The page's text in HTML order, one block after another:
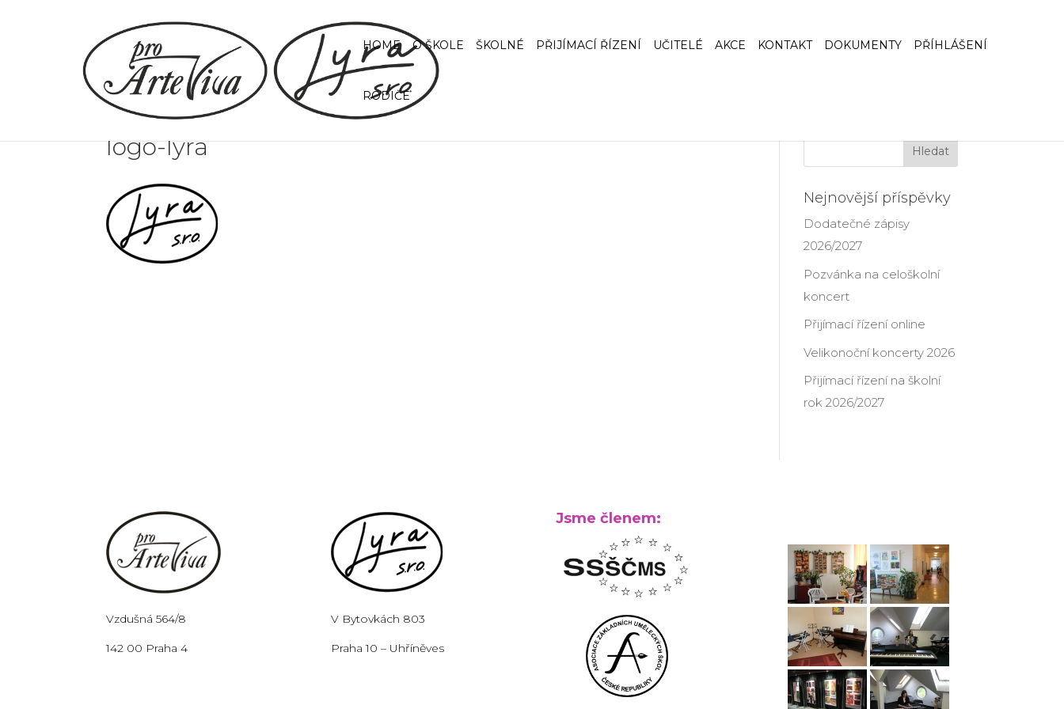
HOME O ŠKOLE ŠKOLNÉ PŘIJÍMACÍ ŘÍZENÍ UČITELÉ AKCE KONTAKT DOKUMENTY PŘÍHLÁŠENÍ
RODIČE
logo-lyra
Nejnovější příspěvky
Dodatečné zápisy
2026/2027
Pozvánka na celoškolní
koncert
Přijímací řízení online
Velikonoční koncerty 2026
Přijímací řízení na školní
rok 2026/2027
Vzdušná 564/8
142 00 Praha 4
V Bytovkách 803
Praha 10 – Uhříněves
Jsme členem: